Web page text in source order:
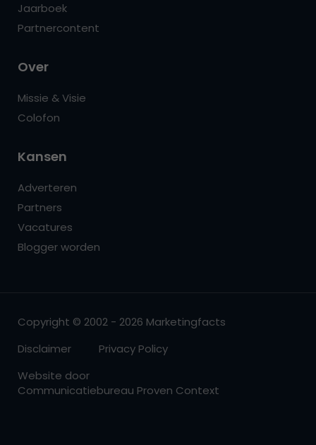
Jaarboek
Partnercontent
Over
Missie & Visie
Colofon
Kansen
Adverteren
Partners
Vacatures
Blogger worden
Copyright © 2002 - 2026 Marketingfacts
Disclaimer
Privacy Policy
Website door
Communicatiebureau Proven Context